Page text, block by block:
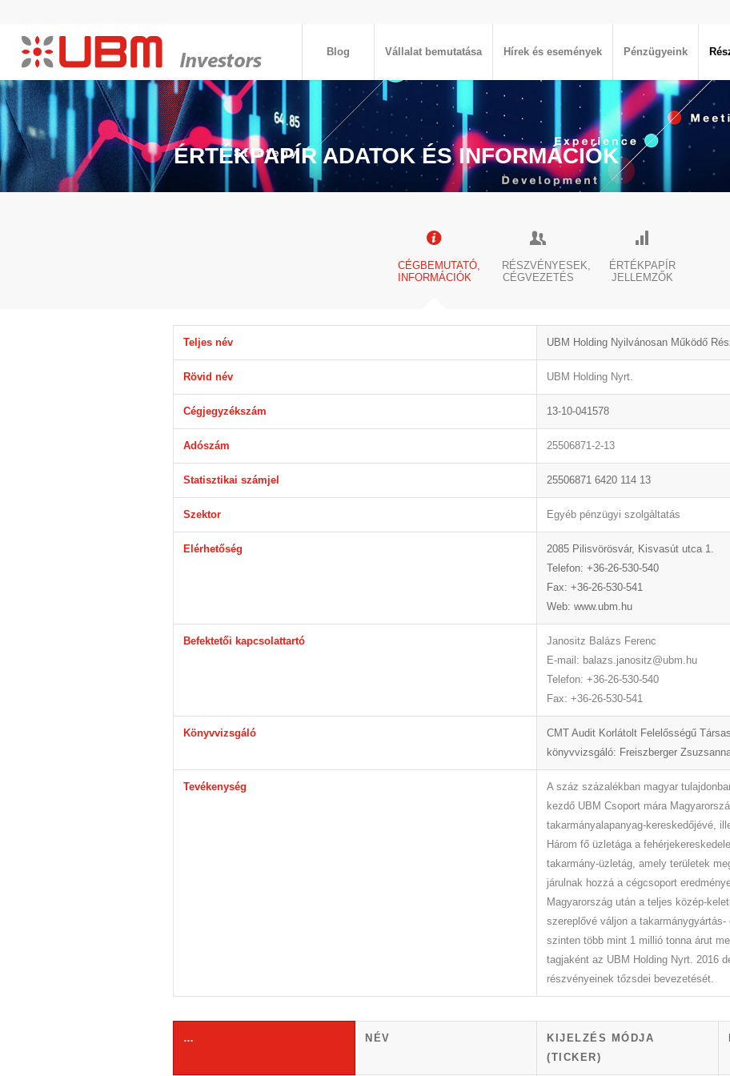
Blog Vállalat bemutatása Hírek és események Pénzügyeink
ÉRTÉKPAPÍR ADATOK ÉS INFORMÁCIÓK
CÉGBEMUTATÓ,
INFORMÁCIÓK
RÉSZVÉNYESEK,
CÉGVEZETÉS
ÉRTÉKPAPÍR
JELLEMZŐK
Teljes név UBM Holding Nyilvánosan Működő
Rövid név UBM Holding Nyrt.
Cégjegyzékszám 13-10-041578
Adószám 25506871-2-13
Statisztikai számjel 25506871 6420 114 13
Szektor Egyéb pénzügyi szolgáltatás
Elérhetőség
2085 Pilisvörösvár, Kisvasút utca 1.
Telefon: +36-26-530-540
Fax: +36-26-530-541
Web: www.ubm.hu
Befektetői kapcsolattartó
Janositz Balázs Ferenc
E-mail: balazs.janositz@ubm.hu
Telefon: +36-26-530-540
Fax: +36-26-530-541
Könyvvizsgáló
CMT Audit Korlátolt Felelősségű
könyvvizsgáló: Freiszberger
Tevékenység
A száz százalékban magyar
kezdő UBM Csoport mára
takarmányalapanyag-kereskedőjévé,
Három fő üzletága a
takarmány-üzletág, amely területek
járulnak hozzá a cégcsoport
Magyarország után a teljes közép-
szereplővé váljon a
szinten több mint 1 millió tonna árut
tagjaként az UBM Holding Nyrt. 2016
részvényeinek tőzsdei bevezetését.
… NÉV
KIJELZÉS MÓDJA
(TICKER)